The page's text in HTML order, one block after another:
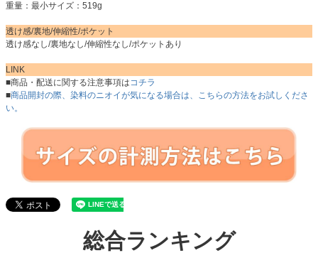
重量：最小サイズ：519g
透け感/裏地/伸縮性/ポケット
透け感なし/裏地なし/伸縮性なし/ポケットあり
LINK
■商品・配送に関する注意事項はコチラ
■商品開封の際、染料のニオイが気になる場合は、こちらの方法をお試しくださ
い。
総合ランキング